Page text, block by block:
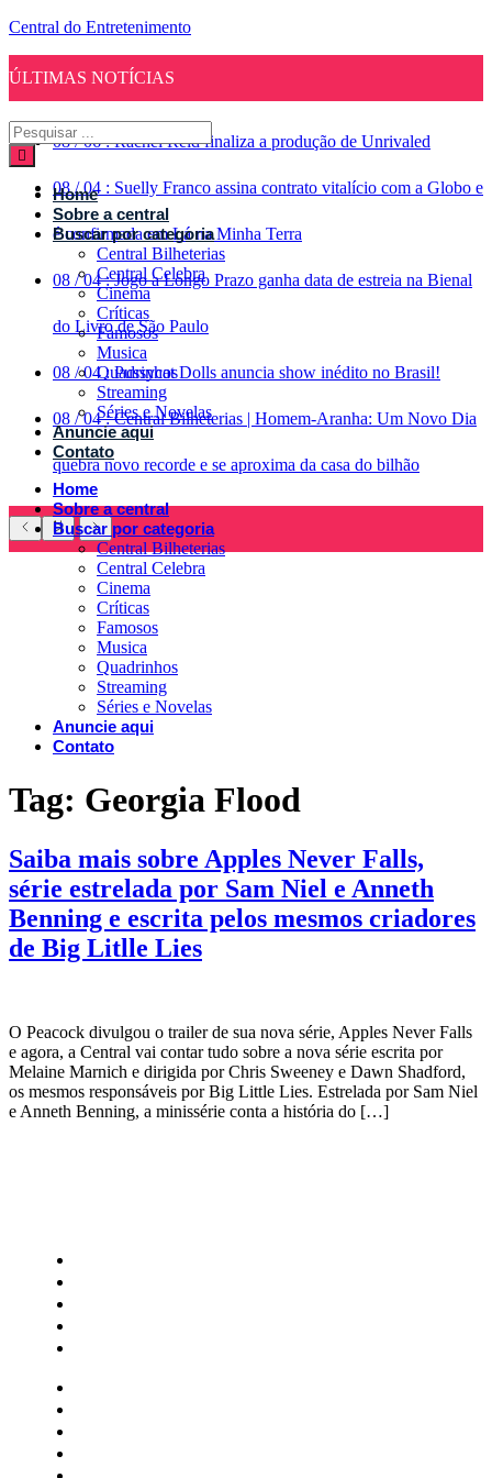
Central do Entretenimento
ÚLTIMAS NOTÍCIAS
08 / 06 : Rachel Reid finaliza a produção de Unrivaled
08 / 04 : Suelly Franco assina contrato vitalício com a Globo e
é confirmada em Lá na Minha Terra
08 / 04 : Jogo a Longo Prazo ganha data de estreia na Bienal
do Livro de São Paulo
08 / 04 : Pussycat Dolls anuncia show inédito no Brasil!
08 / 04 : Central Bilheterias | Homem-Aranha: Um Novo Dia
quebra novo recorde e se aproxima da casa do bilhão
Home
Sobre a central
Buscar por categoria
Central Bilheterias
Central Celebra
Cinema
Críticas
Famosos
Musica
Quadrinhos
Streaming
Séries e Novelas
Anuncie aqui
Contato
Home
Sobre a central
Buscar por categoria
Central Bilheterias
Central Celebra
Cinema
Críticas
Famosos
Musica
Quadrinhos
Streaming
Séries e Novelas
Anuncie aqui
Contato
Tag: Georgia Flood
Saiba mais sobre Apples Never Falls,
série estrelada por Sam Niel e Anneth
Benning e escrita pelos mesmos criadores
de Big Litlle Lies
O Peacock divulgou o trailer de sua nova série, Apples Never Falls
e agora, a Central vai contar tudo sobre a nova série escrita por
Melaine Marnich e dirigida por Chris Sweeney e Dawn Shadford,
os mesmos responsáveis por Big Little Lies. Estrelada por Sam Niel
e Anneth Benning, a minissérie conta a história do […]